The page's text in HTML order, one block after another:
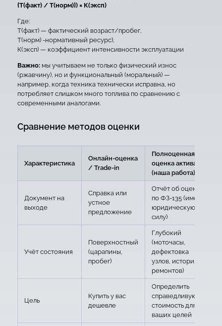
{T(факт) / T(норм)}) × К(эксп)
Где:
T(факт) — фактический возраст/пробег,
T(норм) -нормативный ресурс),
К(эксп) — коэффициент интенсивности эксплуатации
Важно:мы учитываем не только физический износ
(ржавчину), но и функциональный (моральный) —
например, когда техника технически исправна, но
потребляет слишком много топлива по сравнению с
современными аналогами.
Сравнение методов оценки
Характеристика
Онлайн-оценка
/ Trade-in
Полноценная
оценка актива
(наша работа)
Документ на
выходе
Справка или
устное
предложение
Отчёт об оценке
по ФЗ-135 (имеет
юридическую
силу)
Учёт состояния
Поверхностный
(царапины,
пробег)
Глубокий
(моточасы,
дефектовка
узлов, история
ремонтов)
Цель
Купить у вас
дешевле
Определить
справедливую
стоимость для
ваших целей